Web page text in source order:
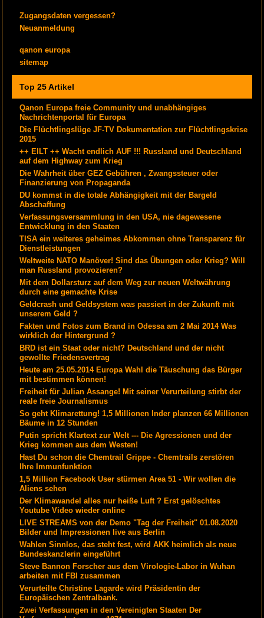
Zugangsdaten vergessen?
Neuanmeldung
qanon europa
sitemap
Top 25 Artikel
Qanon Europa freie Community und unabhängiges
Nachrichtenportal für Europa
Die Flüchtlingslüge JF-TV Dokumentation zur Flüchtlingskrise
2015
++ EILT ++ Wacht endlich AUF !!! Russland und Deutschland
auf dem Highway zum Krieg
Die Wahrheit über GEZ Gebühren , Zwangssteuer oder
Finanzierung von Propaganda
DU kommst in die totale Abhängigkeit mit der Bargeld
Abschaffung
Verfassungsversammlung in den USA, nie dagewesene
Entwicklung in den Staaten
TISA ein weiteres geheimes Abkommen ohne Transparenz für
Dienstleistungen
Weltweite NATO Manöver! Sind das Übungen oder Krieg? Will
man Russland provozieren?
Mit dem Dollarsturz auf dem Weg zur neuen Weltwährung
durch eine gemachte Krise
Geldcrash und Geldsystem was passiert in der Zukunft mit
unserem Geld ?
Fakten und Fotos zum Brand in Odessa am 2 Mai 2014 Was
wirklich der Hintergrund ?
BRD ist ein Staat oder nicht? Deutschland und der nicht
gewollte Friedensvertrag
Heute am 25.05.2014 Europa Wahl die Täuschung das Bürger
mit bestimmen können!
Freiheit für Julian Assange! Mit seiner Verurteilung stirbt der
reale freie Journalismus
So geht Klimarettung! 1,5 Millionen Inder planzen 66 Millionen
Bäume in 12 Stunden
Putin spricht Klartext zur Welt --- Die Agressionen und der
Krieg kommen aus dem Westen!
Hast Du schon die Chemtrail Grippe - Chemtrails zerstören
Ihre Immunfunktion
1,5 Million Facebook User stürmen Area 51 - Wir wollen die
Aliens sehen
Der Klimawandel alles nur heiße Luft ? Erst gelöschtes
Youtube Video wieder online
LIVE STREAMS von der Demo "Tag der Freiheit" 01.08.2020
Bilder und Impressionen live aus Berlin
Wahlen Sinnlos, das steht fest, wird AKK heimlich als neue
Bundeskanzlerin eingeführt
Steve Bannon Forscher aus dem Virologie-Labor in Wuhan
arbeiten mit FBI zusammen
Verurteilte Christine Lagarde wird Präsidentin der
Europäischen Zentralbank.
Zwei Verfassungen in den Vereinigten Staaten Der